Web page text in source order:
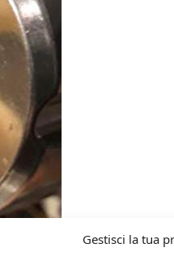
Gestisci la tua